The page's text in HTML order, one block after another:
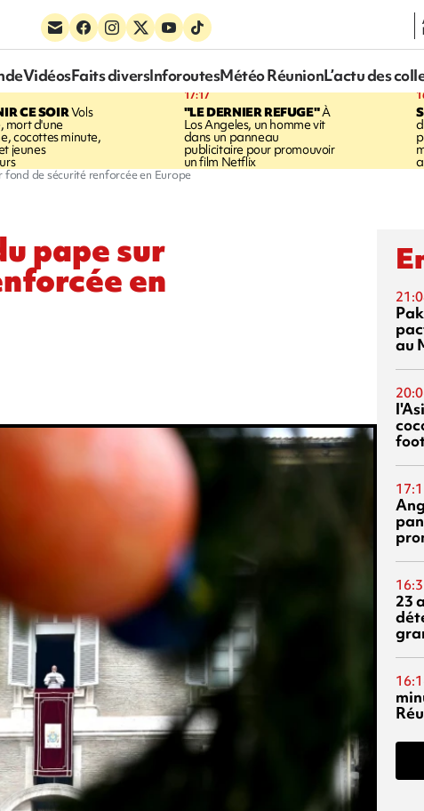
VidéosFaits diversInforoutesMétéo RéunionL’actu des
CE SOIRVols
mort d'une
cocottes minute,
jeunes
17:17
"LE DERNIER REFUGE"À
Los Angeles, un homme vit
dans un panneau
publicitaire pour promouvoir
un film Netflix
fond de sécurité renforcée en Europe
pape sur
en
au
23